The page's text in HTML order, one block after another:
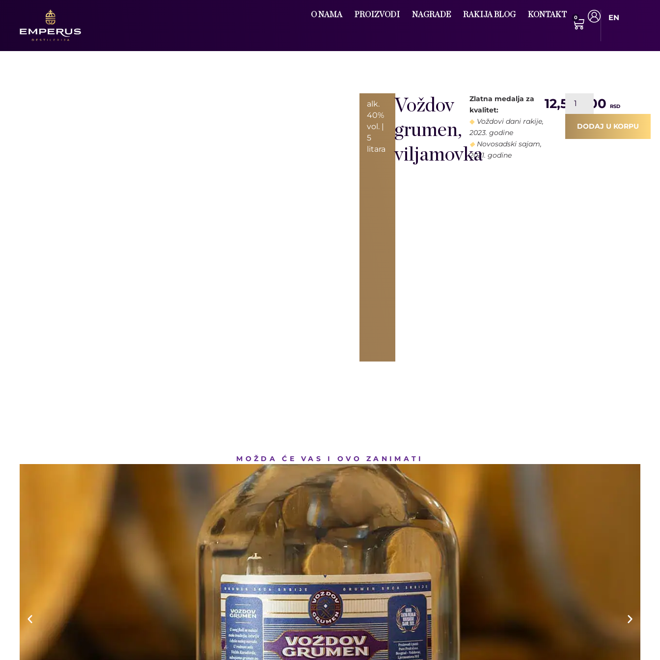
O NAMA PROIZVODI NAGRADE RAKIJA BLOG KONTAKT 0 EN
alk.
40%
vol. |
5
litara
Voždov
grumen,
viljamovka
Zlatna medalja za
kvalitet:
◆ Voždovi dani rakije,
2023. godine
◆Novosadski sajam,
2021. godine
12,540.00RSD
DODAJ U KORPU
MOŽDA ĆE VAS I OVO ZANIMATI